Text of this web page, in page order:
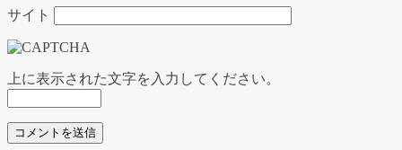
サイト
上に表示された文字を入力してください。